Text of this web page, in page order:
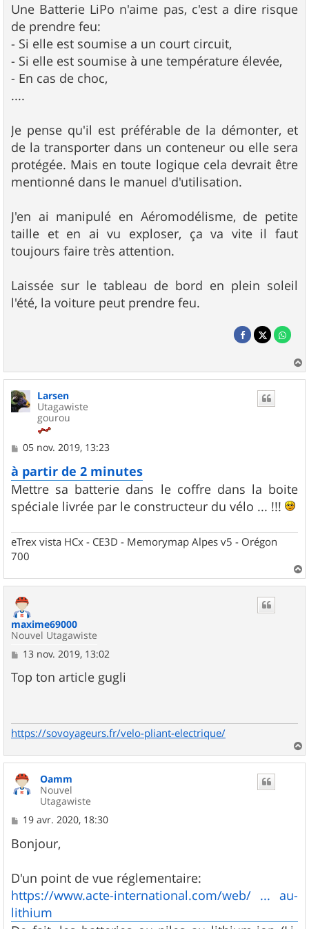
Une Batterie LiPo n'aime pas, c'est a dire risque
de prendre feu:
- Si elle est soumise a un court circuit,
- Si elle est soumise à une température élevée,
- En cas de choc,
....
Je pense qu'il est préférable de la démonter, et
de la transporter dans un conteneur ou elle sera
protégée. Mais en toute logique cela devrait être
mentionné dans le manuel d'utilisation.
J'en ai manipulé en Aéromodélisme, de petite
taille et en ai vu exploser, ça va vite il faut
toujours faire très attention.
Laissée sur le tableau de bord en plein soleil
l'été, la voiture peut prendre feu.
a
Larsen
Utagawiste
gourou
M
s
s
a
g
e
05 nov. 2019, 13:23
à partir de 2 minutes
Mettre sa batterie dans le coffre dans la boite
spéciale livrée par le constructeur du vélo ... !!!
eTrex vista HCx - CE3D - Memorymap Alpes v5 - Orégon
700
a
maxime69000
Nouvel Utagawiste
M
s
s
13 nov. 2019, 13:02
Top ton article gugli
https://sovoyageurs.fr/velo-pliant-electrique/
a
Oamm
Nouvel
Utagawiste
M
s
s
g
e
19 avr. 2020, 18:30
Bonjour,
D'un point de vue réglementaire:
https://www.acte-international.com/web/ ... au-
lithium